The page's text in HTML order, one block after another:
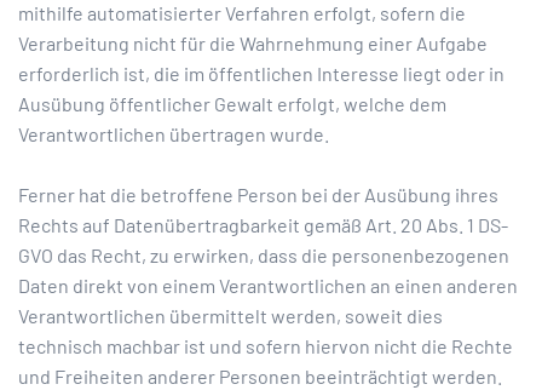
mithilfe automatisierter Verfahren erfolgt, sofern die
Verarbeitung nicht für die Wahrnehmung einer Aufgabe
erforderlich ist, die im öffentlichen Interesse liegt oder in
Ausübung öffentlicher Gewalt erfolgt, welche dem
Verantwortlichen übertragen wurde.
Ferner hat die betroffene Person bei der Ausübung ihres
Rechts auf Datenübertragbarkeit gemäß Art. 20 Abs. 1 DS-
GVO das Recht, zu erwirken, dass die personenbezogenen
Daten direkt von einem Verantwortlichen an einen anderen
Verantwortlichen übermittelt werden, soweit dies
technisch machbar ist und sofern hiervon nicht die Rechte
und Freiheiten anderer Personen beeinträchtigt werden.